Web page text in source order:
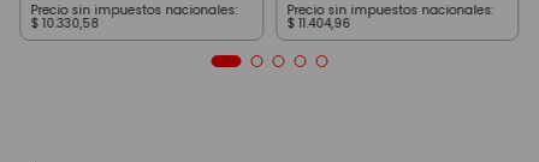
Precio sin impuestos nacionales:
$ 10.330,58
Precio sin impuestos nacionales:
$ 11.404,96